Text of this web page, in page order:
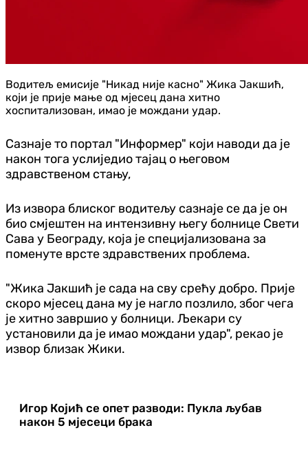
Водитељ емисије "Никад није касно" Жика Јакшић,
који је прије мање од мјесец дана хитно
хоспитализован, имао је мождани удар.
Сазнаје то портал "Информер" који наводи да је
након тога услиједио тајац о његовом
здравственом стању,
Из извора блиског водитељу сазнаје се да је он
био смјештен на интензивну његу болнице Свети
Сава у Београду, која је специјализована за
поменуте врсте здравствених проблема.
"Жика Јакшић је сада на сву срећу добро. Прије
скоро мјесец дана му је нагло позлило, због чега
је хитно завршио у болници. Љекари су
установили да је имао мождани удар", рекао је
извор близак Жики.
Игор Којић се опет разводи: Пукла љубав
након 5 мјесеци брака